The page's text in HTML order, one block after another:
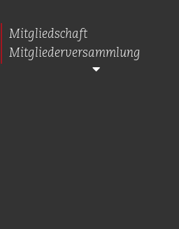
Mitgliedschaft
Mitgliederversammlung